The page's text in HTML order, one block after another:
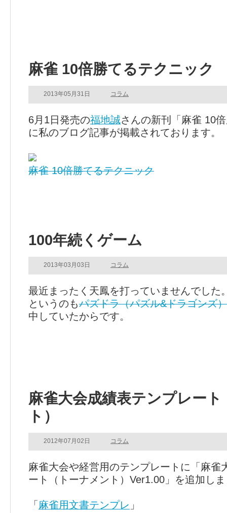
麻雀 10倍勝てるテクニック
2013年05月31日 コラム
6月1日発売の福地誠さんの新刊「麻雀 10
に私のブログ記事が掲載されております。
麻雀 10倍勝てるテクニック
100年続くゲーム
2013年03月03日 コラム
最近まったく天鳳を打っていませんでした
というのもパズドラ（パズル&ドラゴンズ）
中していたからです。
麻雀大会成績表テンプレー
ト）
2012年07月02日 コラム
麻雀大会や経営用のテンプレートに「麻雀
ート（トーナメント）Ver1.00」を追加し
「 麻雀用文書テンプレ 」